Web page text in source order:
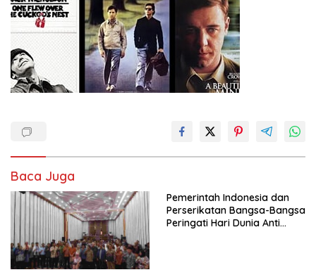
Baca Juga
Pemerintah Indonesia dan
Perserikatan Bangsa-Bangsa
Peringati Hari Dunia Anti